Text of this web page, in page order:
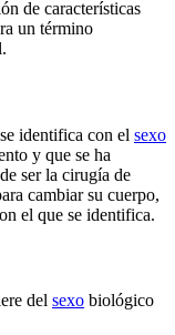
de características
un término
identifica con el sexo
y que se ha
ser la cirugía de
cambiar su cuerpo,
el que se identifica.
del sexo biológico